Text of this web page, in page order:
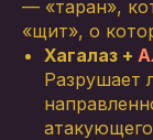
— «таран»,
«щит», о
Хагалаз +
Разрушает